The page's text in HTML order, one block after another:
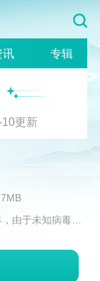
讯 专辑
更新